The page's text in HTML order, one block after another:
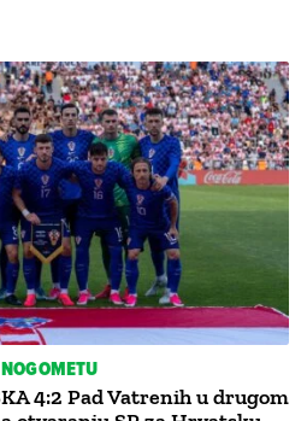
4:2 Pad Vatrenih u drugom